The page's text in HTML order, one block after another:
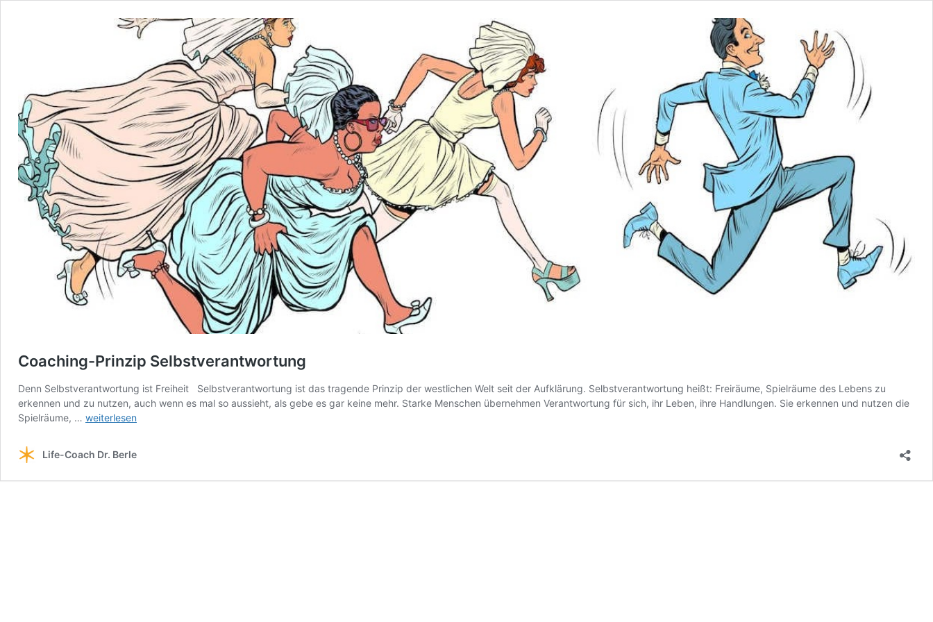
Coaching-Prinzip Selbstverantwortung
Denn Selbstverantwortung ist Freiheit Selbstverantwortung ist das tragende Prinzip der westlichen Welt seit der Aufklärung. Selbstverantwortung heißt: Freiräume, Spielräume des Lebens zu
erkennen und zu nutzen, auch wenn es mal so aussieht, als gebe es gar keine mehr. Starke Menschen übernehmen Verantwortung für sich, ihr Leben, ihre Handlungen. Sie erkennen und nutzen die
Spielräume, … Coaching-
weiterlesen
Life-Coach Dr. Berle